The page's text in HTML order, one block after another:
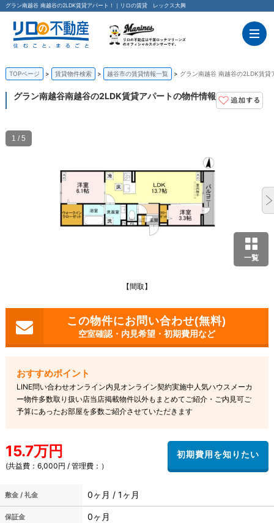
グラン南越谷 南越谷の2LDK賃貸アパート！｜リロの賃貸 レックス大興
TOPページ 賃貸物件検索 越谷市の賃貸情報一覧 グラン南越谷 南越谷の2LDK賃貸
グラン南越谷南越谷の2LDK賃貸アパートの物件情報
一覧
【間取】
1 / 5
空室確認・内見希望・初期費用など
LINE問い合わせオンライン内見オンライン契約実施中人気ハウスメーカ
ー物件多数取り扱い店当店掲載物件以外もまとめてご紹介・ご内見可ご
予算にあったお部屋を多数ご紹介させていただきます
15.7万円
(共益費：6,000円 / 管理費：）
敷金 / 礼金 0ヶ月 / 1ヶ月
保証金 0ヶ月